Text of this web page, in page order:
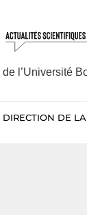
l’Université
DIRECTION DE